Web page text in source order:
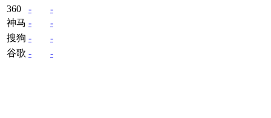
360
-
-
神马 -
-
搜狗 -
-
谷歌 - -